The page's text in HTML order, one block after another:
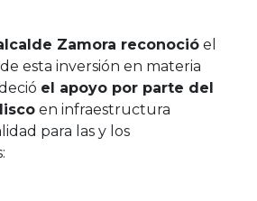
Zamora reconoció el
esta inversión en materia
el apoyo por parte del
en infraestructura
para las y los